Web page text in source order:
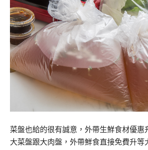
菜盤也給的很有誠意，外帶生鮮食材優惠
大菜盤跟大肉盤，外帶鮮食直接免費升等